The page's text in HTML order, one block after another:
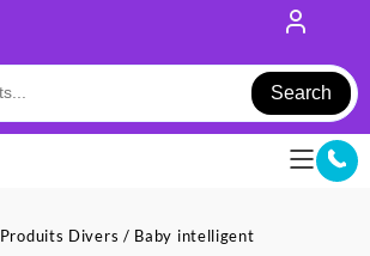
Search
Produits Divers / Baby intelligent